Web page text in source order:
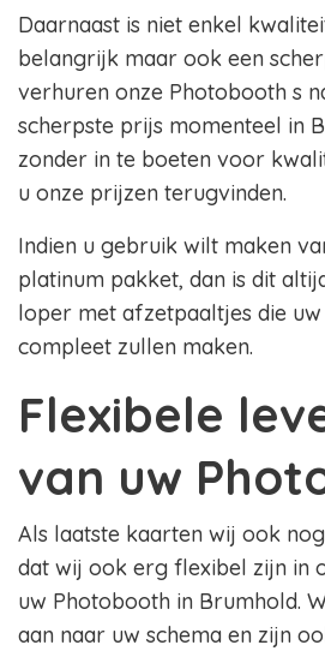
Daarnaast is niet enkel
belangrijk maar ook een
verhuren onze Photobooth s
scherpste prijs momenteel in
zonder in te boeten voor
u onze prijzen terugvinden.
Indien u gebruik wilt maken
platinum pakket, dan is dit
loper met afzetpaaltjes die
compleet zullen maken.
Flexibele
van uw
Als laatste kaarten wij ook
dat wij ook erg flexibel zijn in
uw Photobooth in Brumhold.
aan naar uw schema en zijn